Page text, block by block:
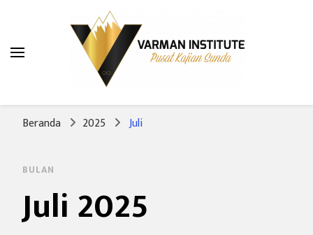
Varman Institute
Pusat Kajian Sunda
Beranda 2025 Juli
BULAN
Juli 2025